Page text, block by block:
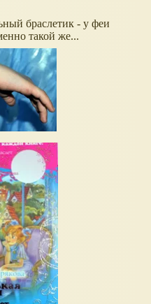
браслетик - у феи
такой же...